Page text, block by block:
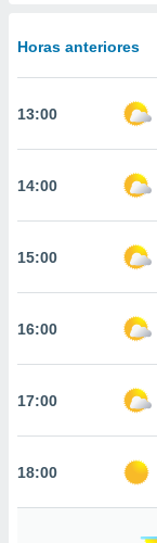
ou
permite-
todos os
o
um perfil
e
Horas anteriores
13:00
14:00
15:00
16:00
17:00
18:00